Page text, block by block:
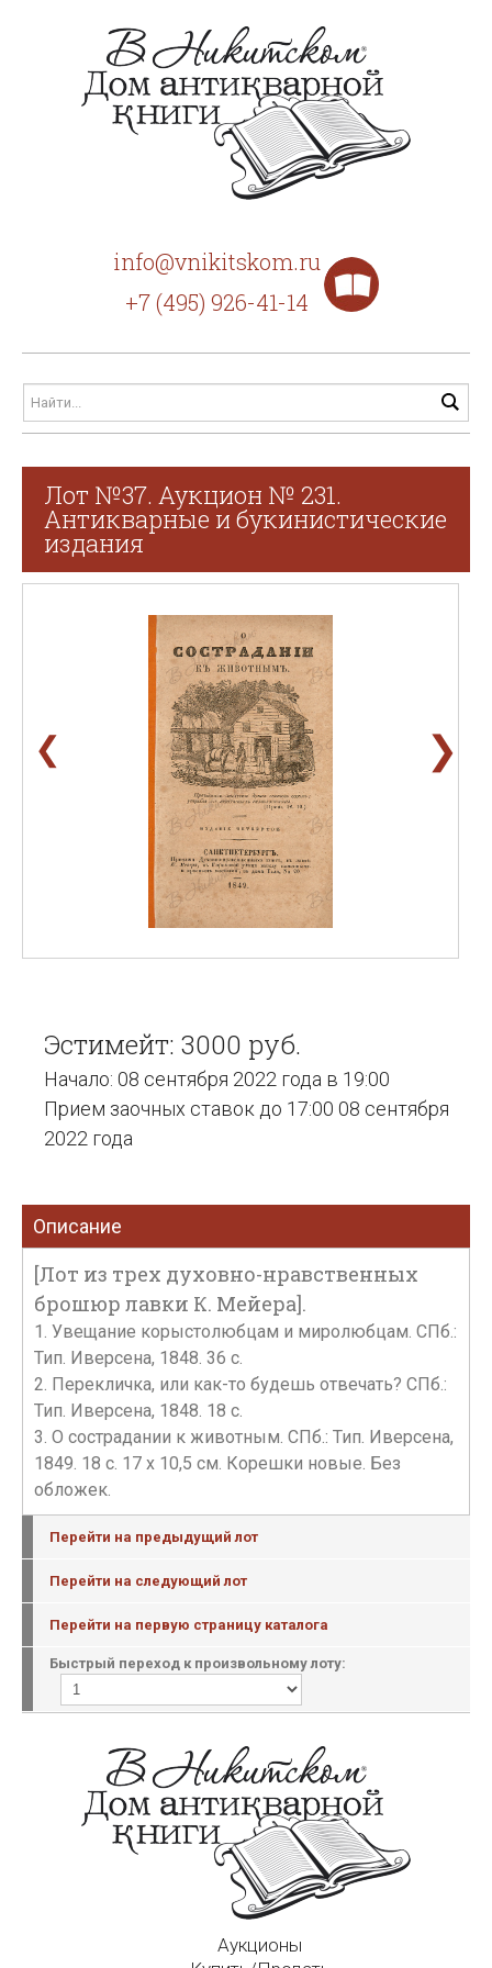
info@vnikitskom.ru
+7 (495) 926-41-14
Лот №37. Аукцион № 231.
Антикварные и букинистические
издания
❮ ❯
Эстимейт: 3000 руб.
Начало: 08 сентября 2022 года в 19:00
Прием заочных ставок до 17:00 08 сентября
2022 года
Описание
[Лот из трех духовно-нравственных
брошюр лавки К. Мейера].
1. Увещание корыстолюбцам и миролюбцам. СПб.:
Тип. Иверсена, 1848. 36 с.
2. Перекличка, или как-то будешь отвечать? СПб.:
Тип. Иверсена, 1848. 18 с.
3. О сострадании к животным. СПб.: Тип. Иверсена,
1849. 18 с. 17 х 10,5 см. Корешки новые. Без
обложек.
Перейти на предыдущий лот
Перейти на следующий лот
Перейти на первую страницу каталога
Быстрый переход к произвольному лоту:
Аукционы